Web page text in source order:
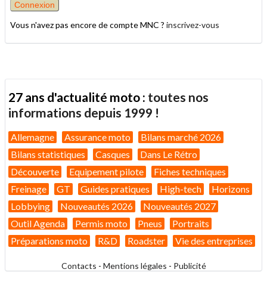
Vous n'avez pas encore de compte MNC ? inscrivez-vous
27 ans d'actualité moto : toutes nos
informations depuis 1999 !
Allemagne Assurance moto
Bilans marché 2026
Bilans statistiques
Casques
Dans Le Rétro
Découverte
Equipement pilote
Fiches techniques
Freinage
GT Guides pratiques High-tech
Horizons
Lobbying
Nouveautés 2026
Nouveautés 2027
Outil Agenda
Permis moto Pneus
Portraits
Préparations moto
R&D Roadster Vie des entreprises
Contacts - Mentions légales - Publicité